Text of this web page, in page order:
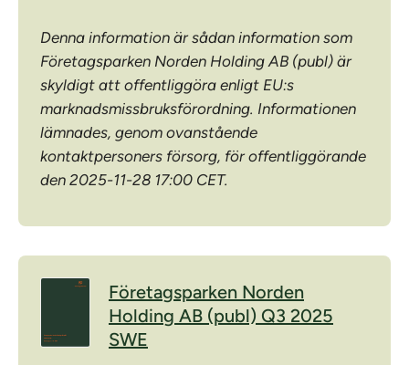
Denna information är sådan information som
Företagsparken Norden Holding AB (publ) är
skyldigt att offentliggöra enligt EU:s
marknadsmissbruksförordning. Informationen
lämnades, genom ovanstående
kontaktpersoners försorg, för offentliggörande
den 2025-11-28 17:00 CET.
Företagsparken Norden
Holding AB (publ) Q3 2025
SWE